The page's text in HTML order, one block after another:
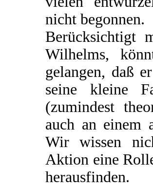
nicht begonnen.
Berücksichtigt
Wilhelms,
gelangen, daß er
seine kleine
(zumindest
auch an einem
Wir wissen
Aktion eine
herausfinden.